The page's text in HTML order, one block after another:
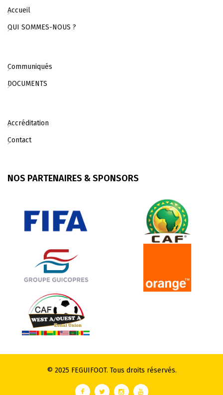
Accueil
QUI SOMMES-NOUS ?
Communiqués
DOCUMENTS
Accréditation
Contact
NOS PARTENAIRES & SPONSORS
© 2025 FEGUIFOOT. Tous droits réservés.